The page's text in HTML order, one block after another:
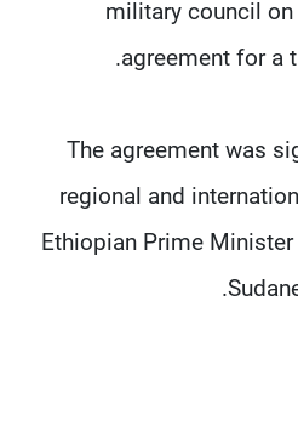
military council
agreement for a
The agreement was
regional and
Ethiopian Prime
وظائف
شروط الإسـتخدام